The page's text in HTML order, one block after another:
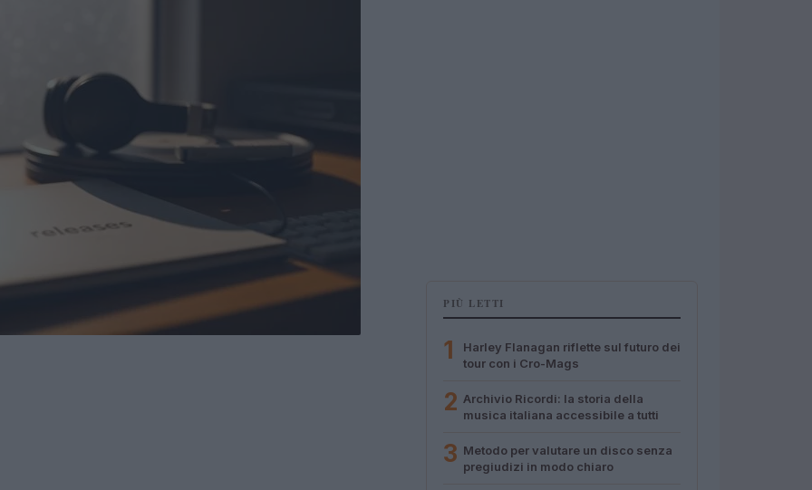
PIÙ LETTI
1
Harley Flanagan riflette sul futuro dei
tour con i Cro-Mags
2 Archivio Ricordi: la storia della
musica italiana accessibile a tutti
3 Metodo per valutare un disco senza
pregiudizi in modo chiaro